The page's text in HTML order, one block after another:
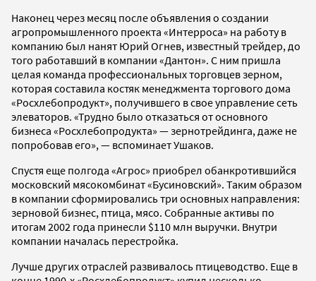
Наконец через месяц после объявления о создании
агропромышленного проекта «Интерроса» на работу в
компанию был нанят Юрий Огнев, известный трейдер, до
того работавший в компании «Дантон». С ним пришла
целая команда профессиональных торговцев зерном,
которая составила костяк менеджмента торгового дома
«Росхлебопродукт», получившего в свое управление сеть
элеваторов. «Трудно было отказаться от основного
бизнеса «Росхлебопродукта» — зернотрейдинга, даже не
попробовав его», — вспоминает Ушаков.
Спустя еще полгода «Агрос» приобрел обанкротившийся
московский мясокомбинат «Бусиновский». Таким образом
в компании сформировались три основных направления:
зерновой бизнес, птица, мясо. Собранные активы по
итогам 2002 года принесли $110 млн выручки. Внутри
компании началась перестройка.
Лучше других отраслей развивалось птицеводство. Еще в